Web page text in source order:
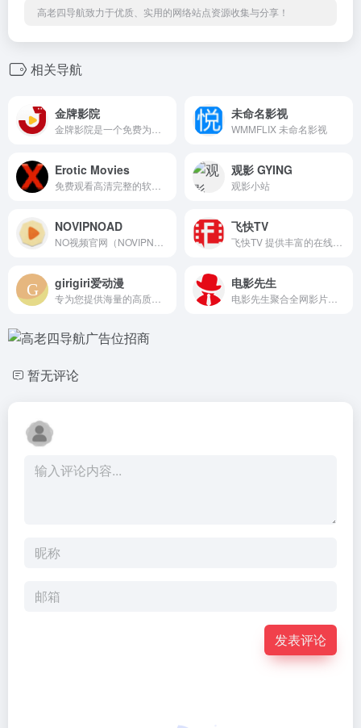
高老四导航致力于优质、实用的网络站点资源收集与分享！
相关导航
金牌影院 未命名影视
WMMFLIX 未命名影视
Erotic Movies 观影 GYING
观影小站
NOVIPNOAD 飞快TV
girigiri爱动漫 电影先生
暂无评论
发表评论